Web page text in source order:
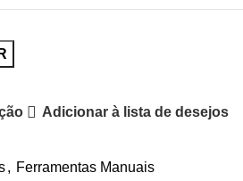
Adicionar à lista de desejos
, Ferramentas Manuais